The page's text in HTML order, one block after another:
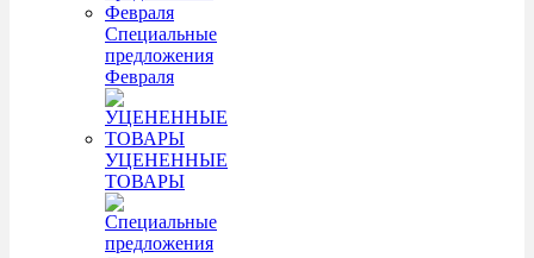
Специальные
предложения
Февраля
УЦЕНЕННЫЕ
ТОВАРЫ